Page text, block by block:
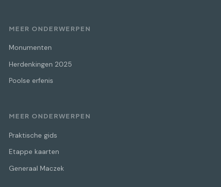
MEER ONDERWERPEN
Monumenten
Herdenkingen 2025
Poolse erfenis
MEER ONDERWERPEN
Praktische gids
Etappe kaarten
Generaal Maczek